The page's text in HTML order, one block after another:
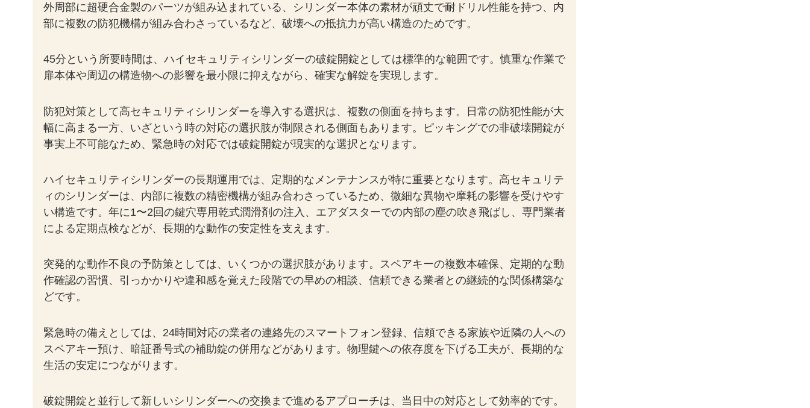
外周部に超硬合金製のパーツが組み込まれている、シリンダー本体の素材が頑丈で耐ドリル性能を持つ、内
部に複数の防犯機構が組み合わさっているなど、破壊への抵抗力が高い構造のためです。
45分という所要時間は、ハイセキュリティシリンダーの破錠開錠としては標準的な範囲です。慎重な作業で
扉本体や周辺の構造物への影響を最小限に抑えながら、確実な解錠を実現します。
防犯対策として高セキュリティシリンダーを導入する選択は、複数の側面を持ちます。日常の防犯性能が大
幅に高まる一方、いざという時の対応の選択肢が制限される側面もあります。ピッキングでの非破壊開錠が
事実上不可能なため、緊急時の対応では破錠開錠が現実的な選択となります。
ハイセキュリティシリンダーの長期運用では、定期的なメンテナンスが特に重要となります。高セキュリテ
ィのシリンダーは、内部に複数の精密機構が組み合わさっているため、微細な異物や摩耗の影響を受けやす
い構造です。年に1〜2回の鍵穴専用乾式潤滑剤の注入、エアダスターでの内部の塵の吹き飛ばし、専門業者
による定期点検などが、長期的な動作の安定性を支えます。
突発的な動作不良の予防策としては、いくつかの選択肢があります。スペアキーの複数本確保、定期的な動
作確認の習慣、引っかかりや違和感を覚えた段階での早めの相談、信頼できる業者との継続的な関係構築な
どです。
緊急時の備えとしては、24時間対応の業者の連絡先のスマートフォン登録、信頼できる家族や近隣の人への
スペアキー預け、暗証番号式の補助錠の併用などがあります。物理鍵への依存度を下げる工夫が、長期的な
生活の安定につながります。
破錠開錠と並行して新しいシリンダーへの交換まで進めるアプローチは、当日中の対応として効率的です。